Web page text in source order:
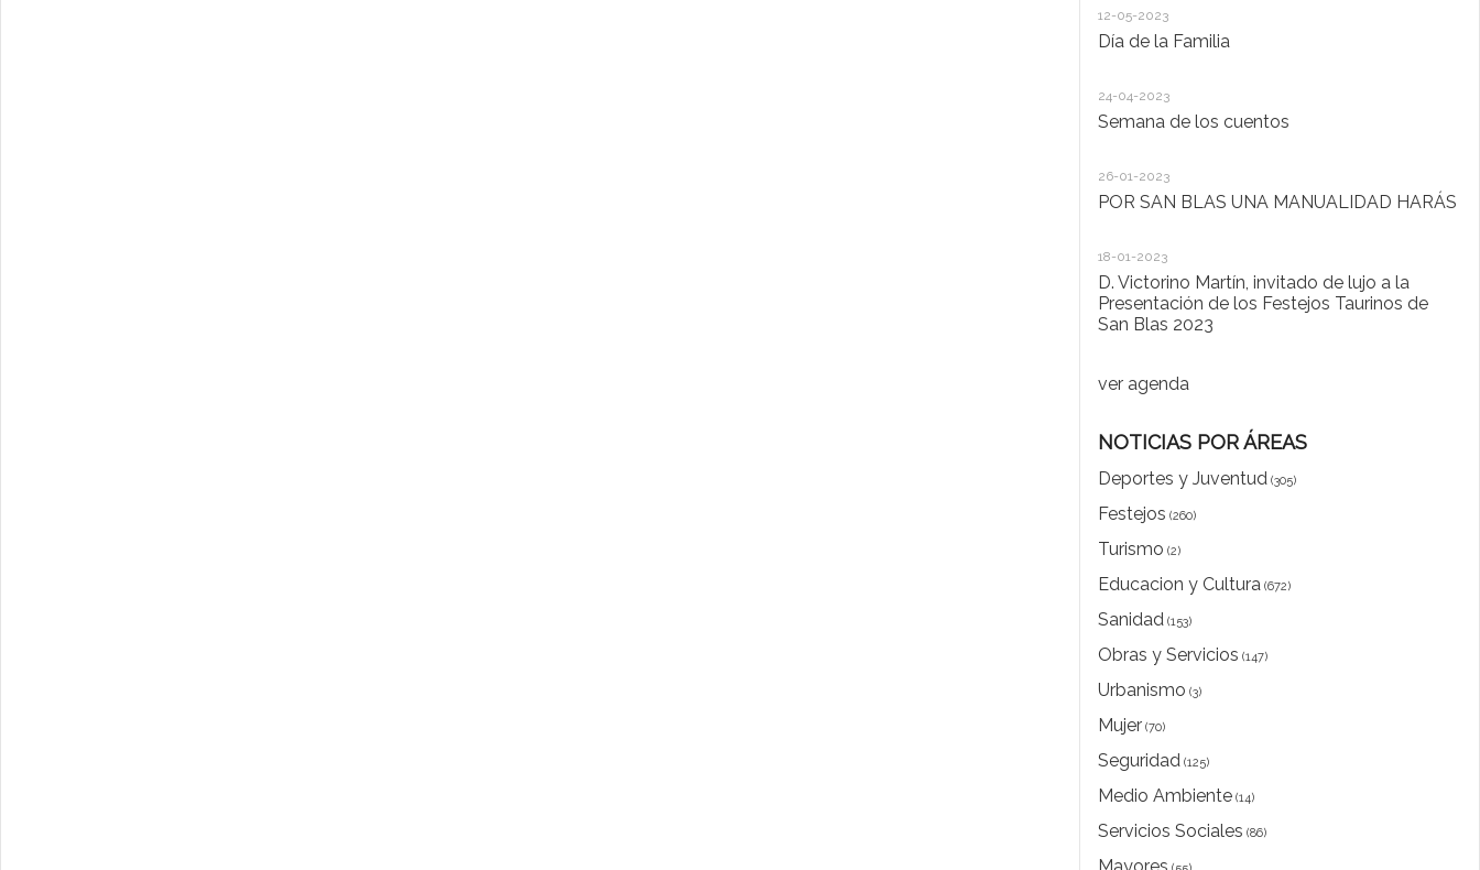
12-05-2023
Día de la Familia
24-04-2023
Semana de los cuentos
26-01-2023
POR SAN BLAS UNA MANUALIDAD HARÁS
18-01-2023
D. Victorino Martín, invitado de lujo a la
Presentación de los Festejos Taurinos de
San Blas 2023
ver agenda
NOTICIAS POR ÁREAS
Deportes y Juventud(305)
Festejos (260)
Turismo (2)
Educacion y Cultura(672)
Sanidad(153)
Obras y Servicios (147)
Urbanismo (3)
Mujer(70)
Seguridad(125)
Medio Ambiente(14)
Servicios Sociales (86)